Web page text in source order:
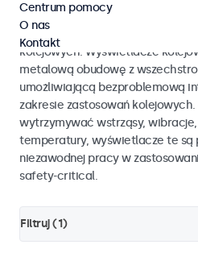
Monitory i ekrany dotykowe
EN 50155 oraz EN 45545-2 dla
kolejowych. Wyświetlacze
metalową obudowę z
umożliwiającą bezproblemową
zakresie zastosowań
wytrzymywać wstrząsy,
temperatury, wyświetlacze te są
niezawodnej pracy w
safety-critical.
Filtruj (1)
Centrum pomocy
O nas
Kontakt